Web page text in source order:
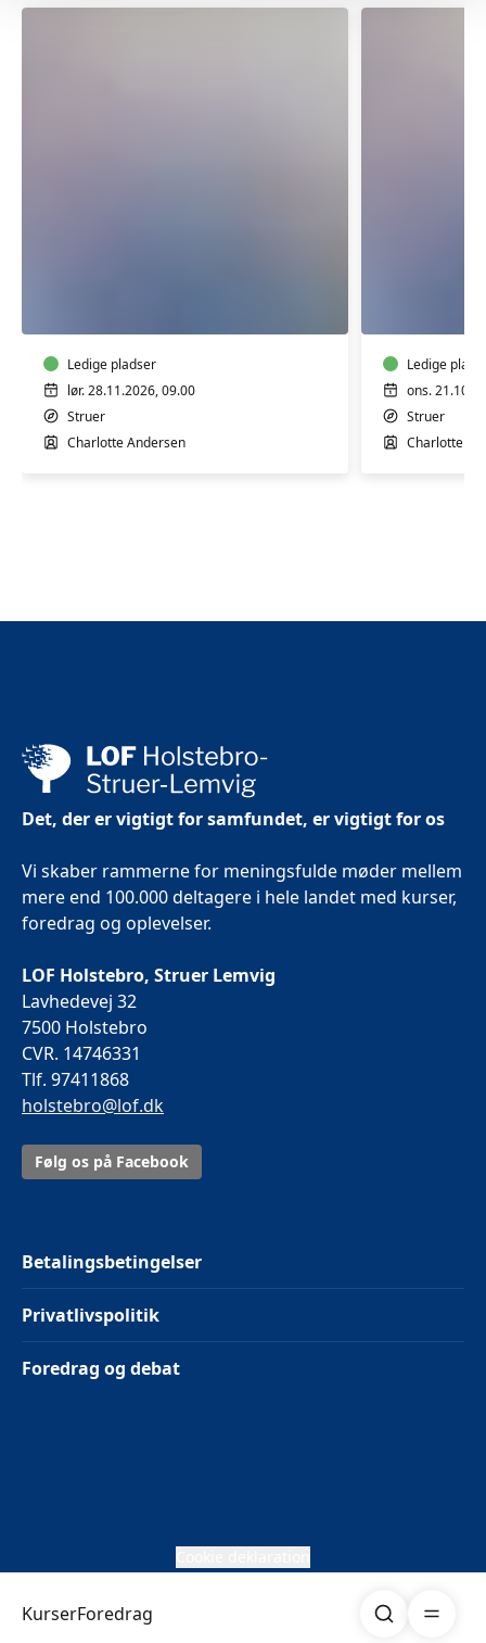
KurserForedrag Søg
alleLedige pladser
lør. 28.11.2026, 09.00
Struer
Charlotte Andersen
Ledige
ons.
Struer
Charlotte
Det, der er vigtigt for samfundet, er vigtigt for os
Vi skaber rammerne for meningsfulde møder mellem
mere end 100.000 deltagere i hele landet med kurser,
foredrag og oplevelser.
LOF Holstebro, Struer Lemvig
Lavhedevej 32
7500 Holstebro
CVR. 14746331
Tlf. 97411868
holstebro@lof.dk
Følg os på Facebook
Betalingsbetingelser
Privatlivspolitik
Foredrag og debat